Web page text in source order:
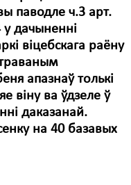
паводле ч.3 арт.
у дачыненні
віцебскага раёну
апазнаў толькі
віну ва ўдзеле ў
даказанай.
на 40 базавых